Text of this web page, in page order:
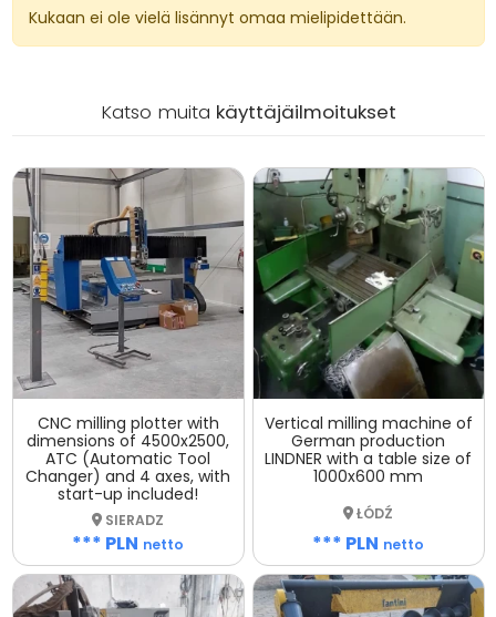
Kukaan ei ole vielä lisännyt omaa mielipidettään.
Katso muita käyttäjäilmoitukset
CNC milling plotter with
dimensions of 4500x2500,
ATC (Automatic Tool
Changer) and 4 axes, with
start-up included!
SIERADZ
*** PLN netto
Vertical milling machine of
German production
LINDNER with a table size of
1000x600 mm
ŁÓDŹ
*** PLN netto